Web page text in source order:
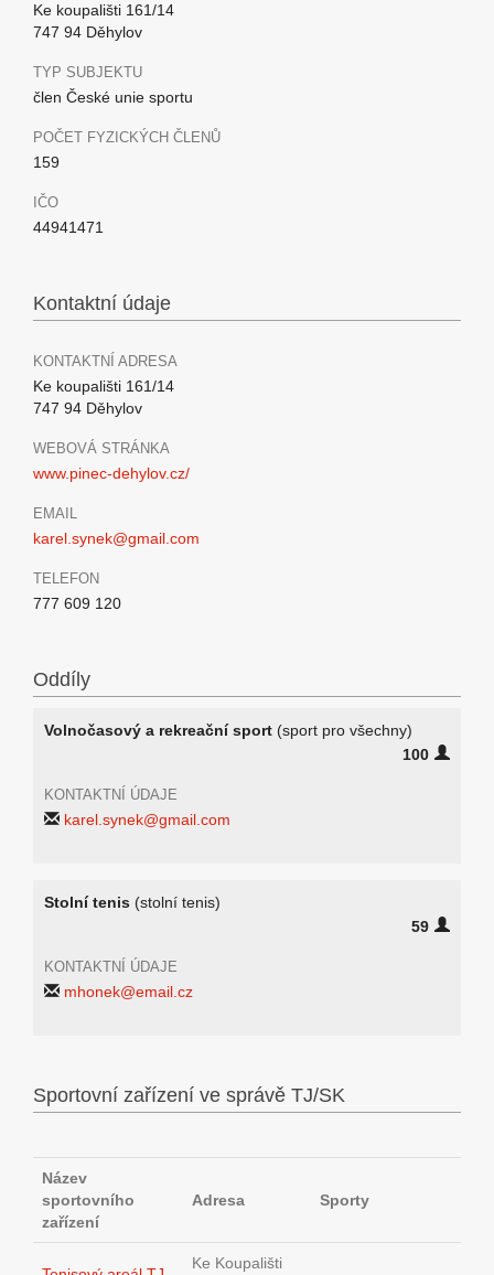
Ke koupališti 161/14
747 94 Děhylov
TYP SUBJEKTU
člen České unie sportu
POČET FYZICKÝCH ČLENŮ
159
IČO
44941471
Kontaktní údaje
KONTAKTNÍ ADRESA
Ke koupališti 161/14
747 94 Děhylov
WEBOVÁ STRÁNKA
www.pinec-dehylov.cz/
EMAIL
karel.synek@gmail.com
TELEFON
777 609 120
Oddíly
Volnočasový a rekreační sport (sport pro všechny)
100
KONTAKTNÍ ÚDAJE
karel.synek@gmail.com
Stolní tenis (stolní tenis)
59
KONTAKTNÍ ÚDAJE
mhonek@email.cz
Sportovní zařízení ve správě TJ/SK
Název
sportovního
zařízení
Adresa Sporty
Ke Koupališti